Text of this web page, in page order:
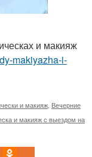
и макияж
makiyazha-i-
и макияж, Вечерние
и макияж с выездом на